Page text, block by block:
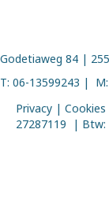
Godetiaweg 84 |
T: 06-13599243 | M:
Privacy | Cookies
27287119 | Btw: